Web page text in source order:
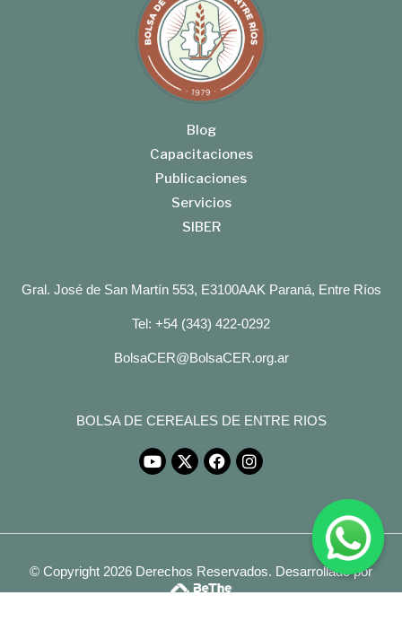
Blog
Capacitaciones
Publicaciones
Servicios
SIBER
Gral. José de San Martín 553, E3100AAK Paraná, Entre Ríos
Tel: +54 (343) 422-0292
BolsaCER@BolsaCER.org.ar
BOLSA DE CEREALES DE ENTRE RIOS
© Copyright 2026 Derechos Reservados. Desarrollado por